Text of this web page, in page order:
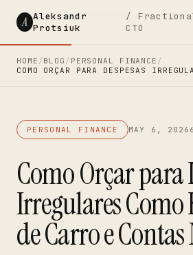
A Aleksandr
Protsiuk
/
CTO
HOME /BLOG / PERSONAL FINANCE /
COMO ORÇAR PARA DESPESAS
PERSONAL FINANCE MAY 6, 2026
Como Orçar para
Irregulares Como
de Carro e